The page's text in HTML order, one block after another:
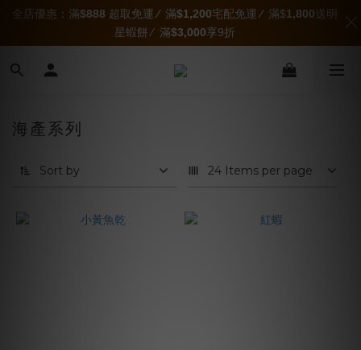
海產系列
Sort by 24 Items per page
全店優惠：滿$888 超取免運∕ 滿$1,200宅配免運∕ 滿$1,800送明
星蝦餅 ∕ 滿$3,000享9折